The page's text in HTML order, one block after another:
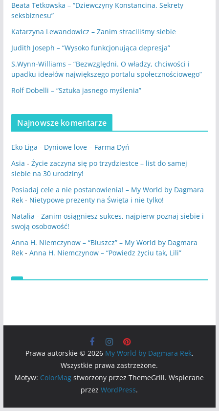
Beata Tetkowska – “Dziewczyny Konstancina. Sekrety
seksbiznesu”
Katarzyna Lewandowicz – Zanim straciliśmy siebie
Judith Joseph – “Wysoko funkcjonująca depresja”
S.Wynn-Williams – “Bezwzględni. O władzy, chciwości i
upadku ideałów największego portalu społecznościowego”
Rolf Dobelli – “Sztuka jasnego myślenia”
Najnowsze komentarze
Eko Liga - Dyniowe love – Farma Dyń
Asia - Życie zaczyna się po trzydziestce – list do samej
siebie na 30 urodziny!
Posiadaj cele a nie postanowienia! – My World by Dagmara
Rek- Nietypowe prezenty na Święta i nie tylko!
Natalia - Zanim osiągniesz sukces, najpierw poznaj siebie i
swoją osobowość!
Anna H. Niemczynow – “Bluszcz” – My World by Dagmara
Rek- Anna H. Niemczynow – “Powiedz życiu tak, Lili”
Prawa autorskie © 2026 My World by Dagmara Rek.
Wszystkie prawa zastrzeżone.
Motyw: ColorMag stworzony przez ThemeGrill. Wspierane
przezWordPress.